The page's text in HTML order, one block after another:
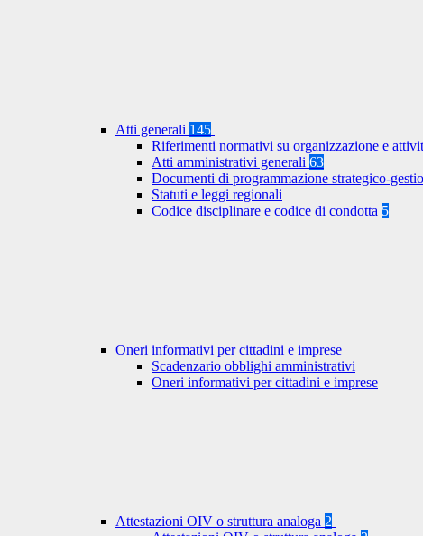
Atti generali 145
Riferimenti normativi su organizzazione e
Atti amministrativi generali 63
Documenti di programmazione strategico-
Statuti e leggi regionali
Codice disciplinare e codice di condotta 5
Oneri informativi per cittadini e imprese
Scadenzario obblighi amministrativi
Oneri informativi per cittadini e imprese
Attestazioni OIV o struttura analoga 2